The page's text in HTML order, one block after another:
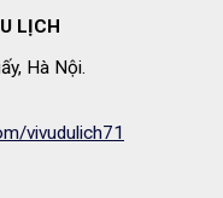
LỊCH
Hà Nội.
vivudulich71